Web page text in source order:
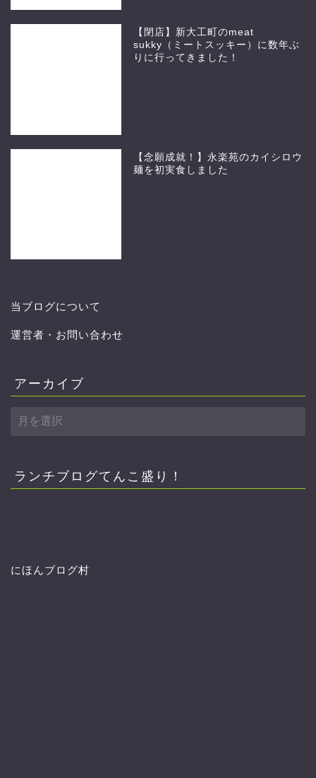
【閉店】新大工町のmeat
sukky（ミートスッキー）に数年ぶ
りに行ってきました！
【念願成就！】永楽苑のカイシロウ
麺を初実食しました
当ブログについて
運営者・お問い合わせ
アーカイブ
ー
ブ
ランチブログてんこ盛り！
にほんブログ村